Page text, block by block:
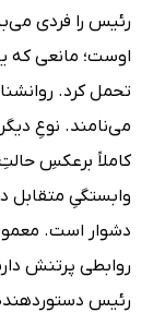
رئیس را فردی
اوست؛ مانعی که یا
تحمل کرد.
می‌نامند. نوعِ
کاملاً برعکسِ
وابستگیِ متقابل
دشوار است.
روابطی پرتنش
رئیس